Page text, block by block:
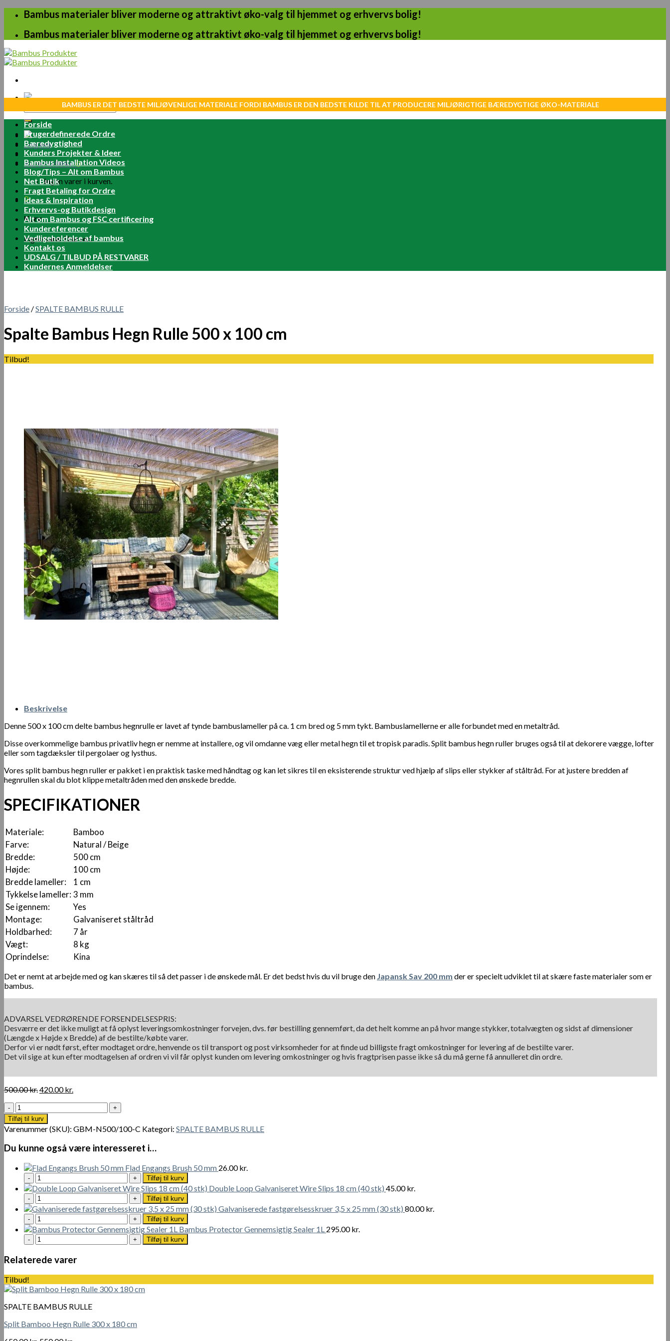
Skip
content
Bambus materialer bliver moderne og attraktivt øko-valg til hjemmet og erhvervs bolig!
Bambus materialer bliver moderne og attraktivt øko-valg til hjemmet og erhvervs bolig!
efter:
Log ind
Kurv /0.00kr.0
Ingen varer i kurven.
0
Kurv
Ingen varer i kurven.
BAMBUS ER DET BEDSTE MILJØVENLIGE MATERIALE FORDI BAMBUS ER DEN BEDSTE KILDE TIL AT PRODUCERE MILJØRIGTIGE BÆREDYGTIGE ØKO-MATERIALE
Forside
Brugerdefinerede Ordre
Bæredygtighed
Kunders Projekter & Ideer
Bambus Installation Videos
Blog/Tips – Alt om Bambus
Net Butik
Fragt Betaling for Ordre
Ideas & Inspiration
Erhvervs-og Butikdesign
Alt om Bambus og FSC certificering
Kundereferencer
Vedligeholdelse af bambus
Kontakt os
UDSALG / TILBUD PÅ RESTVARER
Kundernes Anmeldelser
Forside /SPALTE BAMBUS RULLE
Spalte Bambus Hegn Rulle 500 x 100 cm
Tilbud!
Beskrivelse
Denne 500 x 100 cm delte bambus hegnrulle er lavet af tynde bambuslameller på ca. 1 cm bred og 5 mm tykt. Bambuslamellerne er alle forbundet med en metaltråd.
Disse overkommelige bambus privatliv hegn er nemme at installere, og vil omdanne væg eller metal hegn til et tropisk paradis. Split bambus hegn ruller bruges også til at dekorere vægge, lofter
eller som tagdæksler til pergolaer og lysthus.
Vores split bambus hegn ruller er pakket i en praktisk taske med håndtag og kan let sikres til en eksisterende struktur ved hjælp af slips eller stykker af ståltråd. For at justere bredden af
hegnrullen skal du blot klippe metaltråden med den ønskede bredde.
SPECIFIKATIONER
Materiale:
Bamboo
Farve:
Natural / Beige
Bredde:
500 cm
Højde:
100 cm
Bredde lameller:
1 cm
Tykkelse lameller: 3 mm
Se igennem:
Yes
Montage:
Galvaniseret ståltråd
Holdbarhed:
7 år
Vægt:
8 kg
Oprindelse:
Kina
Det er nemt at arbejde med og kan skæres til så det passer i de ønskede mål. Er det bedst hvis du vil bruge den Japansk Sav 200 mm der er specielt udviklet til at skære faste materialer som er
bambus.
ADVARSEL VEDRØRENDE FORSENDELSESPRIS:
Desværre er det ikke muligt at få oplyst leveringsomkostninger forvejen, dvs. før bestilling gennemført, da det helt komme an på hvor mange stykker, totalvægten og sidst af dimensioner
(Længde x Højde x Bredde) af de bestilte/købte varer.
Derfor vi er nødt først, efter modtaget ordre, henvende os til transport og post virksomheder for at finde ud billigste fragt omkostninger for levering af de bestilte varer.
Det vil sige at kun efter modtagelsen af ordren vi vil får oplyst kunden om levering omkostninger og hvis fragtprisen passe ikke så du må gerne få annulleret din ordre.
500.00kr.Den
var:
500.00 kr..
420.00kr.
420.00 kr..
Spalte
Bambus
Hegn
Rulle
500
x
100
cm
antal
Tilføj til kurv
Varenummer (SKU): GBM-N500/100-C Kategori: SPALTE BAMBUS RULLE
Du kunne også være interesseret i…
Flad Engangs Brush 50 mm 26.00kr.
Flad
Engangs
Brush
50
mm
antal
Tilføj til kurv
Double Loop Galvaniseret Wire Slips 18 cm (40 stk) 45.00kr.
Double
Loop
Galvaniseret
Wire
Slips
18
cm
(40
stk)
antal
Tilføj til kurv
Galvaniserede fastgørelsesskruer 3,5 x 25 mm (30 stk) 80.00kr.
Galvaniserede
fastgørelsesskruer
3,5
x
mm
(30
stk)
antal
Tilføj til kurv
Bambus Protector Gennemsigtig Sealer 1L 295.00kr.
Bambus
Protector
Gennemsigtig
1L
antal
Tilføj til kurv
Relaterede varer
Tilbud!
SPALTE BAMBUS RULLE
Split Bamboo Hegn Rulle 300 x 180 cm